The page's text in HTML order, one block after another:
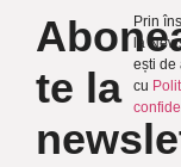
te la
Prin
la
ești de
cu